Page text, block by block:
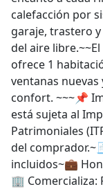
calefacción por
garaje, trastero
del aire
ofrece 1
ventanas
confort. ~~~📌
está sujeta al
Patrimoniales
del
incluidos~💼
🏢 Comercializa: